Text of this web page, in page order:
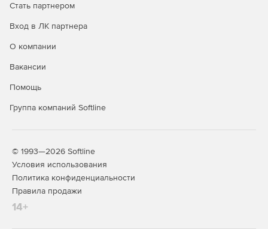
Стать партнером
Вход в ЛК партнера
О компании
Вакансии
Помощь
Группа компаний Softline
© 1993—2026 Softline
Условия использования
Политика конфиденциальности
Правила продажи
14+